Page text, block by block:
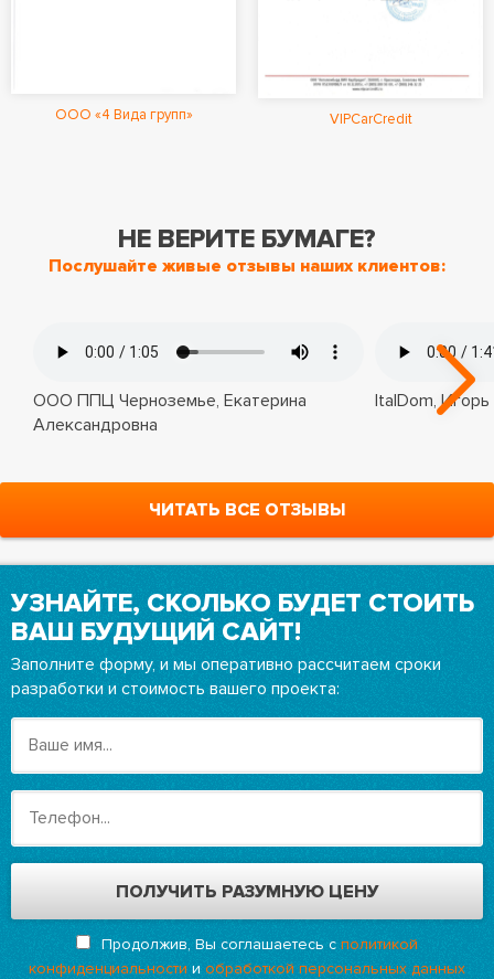
ООО «4 Вида групп» VIPCarCredit
НЕ ВЕРИТЕ БУМАГЕ?
Послушайте живые отзывы наших клиентов:
ООО ППЦ Черноземье, Екатерина
Александровна
ItalDom, Игорь
ЧИТАТЬ ВСЕ ОТЗЫВЫ
УЗНАЙТЕ, СКОЛЬКО БУДЕТ СТОИТЬ
ВАШ БУДУЩИЙ САЙТ!
Заполните форму, и мы оперативно рассчитаем сроки
разработки и стоимость вашего проекта:
Продолжив, Вы соглашаетесь с политикой
конфиденциальности и обработкой персональных данных